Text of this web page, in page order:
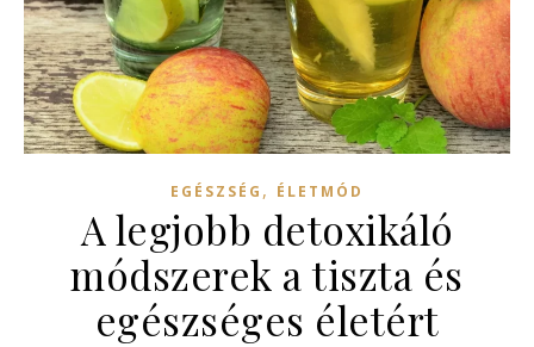
EGÉSZSÉG , ÉLETMÓD
A legjobb detoxikáló
módszerek a tiszta és
egészséges életért